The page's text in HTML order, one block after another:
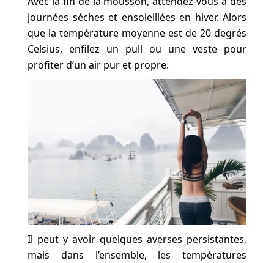
journées sèches et ensoleillées en hiver. Alors
que la température moyenne est de 20 degrés
Celsius, enfilez un pull ou une veste pour
profiter d’un air pur et propre.
Il peut y avoir quelques averses persistantes,
mais dans l’ensemble, les températures